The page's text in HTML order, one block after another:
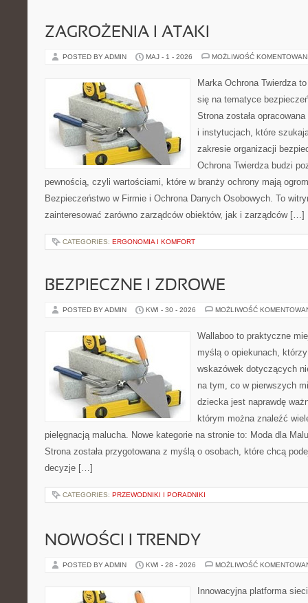
ZAGROŻENIA I ATAKI
POSTED BY ADMIN MAJ - 1 - 2026 MOŻLIWOŚĆ
Marka Ochrona Twierdza
się na tematyce
Strona została
i instytucjach, które
zakresie organizacji
Ochrona Twierdza budzi
pewnością, czyli wartościami, które w branży ochrony mają
Bezpieczeństwo w Firmie i Ochrona Danych Osobowych. To
zainteresować zarówno zarządców obiektów, jak i zarządców […]
CATEGORIES: ERGONOMIA I KOMFORT
BEZPIECZNE I ZDROWE
POSTED BY ADMIN KWI - 30 - 2026 MOŻLIWOŚĆ
Wallaboo to praktyczne
myślą o opiekunach,
wskazówek dotyczących
na tym, co w pierwszych
dziecka jest naprawdę
którym można znaleźć
pielęgnacją malucha. Nowe kategorie na stronie to: Moda dla
Strona została przygotowana z myślą o osobach, które chcą
decyzje […]
CATEGORIES: PRZEWODNIKI I PORADNIKI
NOWOŚCI I TRENDY
POSTED BY ADMIN KWI - 28 - 2026 MOŻLIWOŚĆ
Innowacyjna platforma